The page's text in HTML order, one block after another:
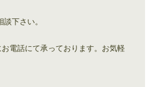
下さい。
電話にて承っております。お気軽